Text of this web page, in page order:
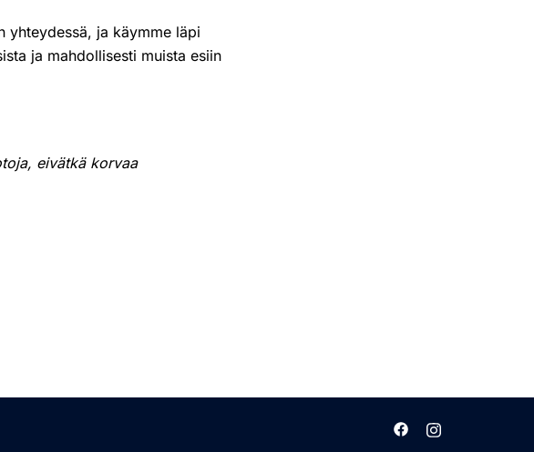
yhteydessä, ja käymme läpi
ja mahdollisesti muista esiin
eivätkä korvaa